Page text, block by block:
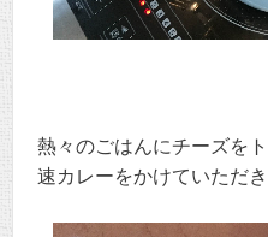
熱々のごはんにチーズを
速カレーをかけていただき